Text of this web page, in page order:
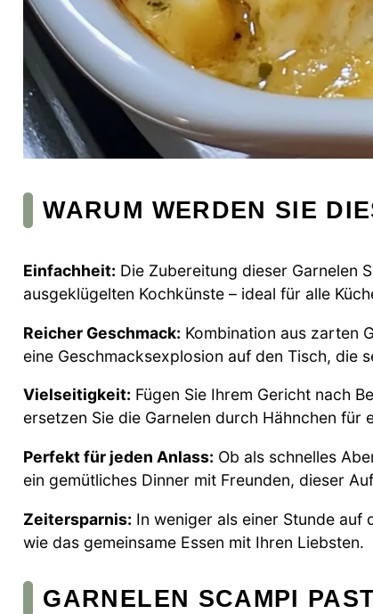
WARUM WERDEN SIE
Einfachheit: Die Zubereitung dieser Garnelen
ausgeklügelten Kochkünste – ideal für alle
Reicher Geschmack: Kombination aus zarten
eine Geschmacksexplosion auf den Tisch, die
Vielseitigkeit: Fügen Sie Ihrem Gericht nach
ersetzen Sie die Garnelen durch Hähnchen für
Perfekt für jeden Anlass: Ob als schnelles
ein gemütliches Dinner mit Freunden, dieser
Zeitersparnis: In weniger als einer Stunde auf
wie das gemeinsame Essen mit Ihren Liebsten.
GARNELEN SCAMPI